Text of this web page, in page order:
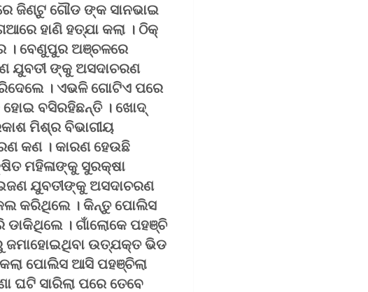
ଜିଣ୍ଟୁ ଗୌଡ ଙ୍କ ସାନଭାଇ
ହାଣି ହତ୍ଯା କଲା । ଠିକ୍
। ବେଣୁପୁର ଅଞ୍ଚଳରେ
ଯୁବତୀ ଙ୍କୁ ଅସଦାଚରଣ
। ଏଭଳି ଗୋଟିଏ ପରେ
ବସିରହିଛନ୍ତି । ଖୋଦ୍
ମିଶ୍ର ବିଭାଗୀୟ
କଣ । କାରଣ ହେଉଛି
ମହିଳାଙ୍କୁ ସୁରକ୍ଷା
ଯୁବତୀଙ୍କୁ ଅସଦାଚରଣ
କରିଥିଲେ । କିନ୍ତୁ ପୋଲିସ
। ଗାଁଲୋକେ ପହଞ୍ଚି
ଜମାହୋଇଥିବା ଉତ୍ଯକ୍ତ ଭିଡ
ପୋଲିସ ଆସି ପହଞ୍ଚିଲା
ସାରିଲା ପରେ ତେବେ